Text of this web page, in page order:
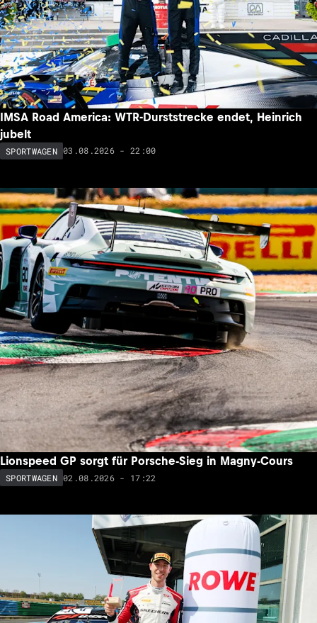
IMSA Road America: WTR-Durststrecke endet, Heinrich
jubelt
SPORTWAGEN 03.08.2026 - 22:00
Lionspeed GP sorgt für Porsche-Sieg in Magny-Cours
SPORTWAGEN 02.08.2026 - 17:22